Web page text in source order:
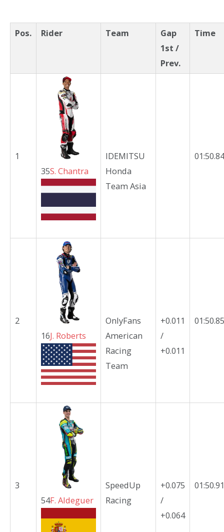
Pos. Rider Team
Gap
1st /
Prev.
Time
1
35S. Chantra
IDEMITSU
Honda
Team Asia
2
16J. Roberts
OnlyFans
American
Racing
Team
+0.011
/
+0.011
3
54F. Aldeguer
SpeedUp
Racing
+0.075
/
+0.064